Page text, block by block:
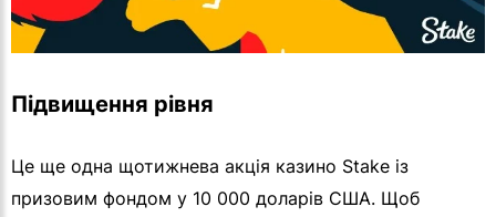
Підвищення рівня
Це ще одна щотижнева акція казино Stake із
призовим фондом у 10 000 доларів США. Щоб